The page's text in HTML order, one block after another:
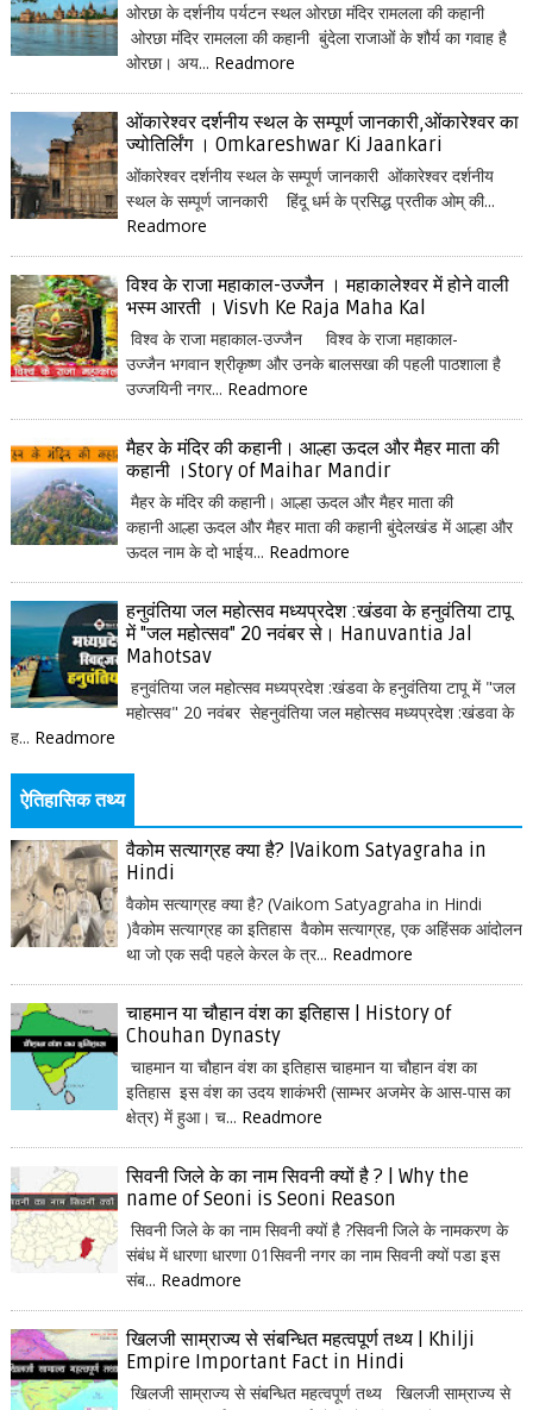
ओरछा के दर्शनीय पर्यटन स्थल ओरछा मंदिर रामलला की कहानी
ओरछा मंदिर रामलला की कहानी बुंदेला राजाओं के शौर्य का गवाह है
ओरछा। अय... Readmore
ओंकारेश्वर दर्शनीय स्थल के सम्पूर्ण जानकारी,ओंकारेश्वर का
ज्योतिर्लिंग । Omkareshwar Ki Jaankari
ओंकारेश्वर दर्शनीय स्थल के सम्पूर्ण जानकारी ओंकारेश्वर दर्शनीय
स्थल के सम्पूर्ण जानकारी हिंदू धर्म के प्रसिद्ध प्रतीक ओम् की...
Readmore
विश्व के राजा महाकाल-उज्जैन । महाकालेश्वर में होने वाली
भस्म आरती । Visvh Ke Raja Maha Kal
विश्व के राजा महाकाल-उज्जैन विश्व के राजा महाकाल-
उज्जैन भगवान श्रीकृष्ण और उनके बालसखा की पहली पाठशाला है
उज्जयिनी नगर... Readmore
मैहर के मंदिर की कहानी। आल्हा ऊदल और मैहर माता की
कहानी ।Story of Maihar Mandir
मैहर के मंदिर की कहानी। आल्हा ऊदल और मैहर माता की
कहानी आल्हा ऊदल और मैहर माता की कहानी बुंदेलखंड में आल्हा और
ऊदल नाम के दो भाईय... Readmore
हनुवंतिया जल महोत्सव मध्यप्रदेश :खंडवा के हनुवंतिया टापू
में "जल महोत्सव" 20 नवंबर से। Hanuvantia Jal
Mahotsav
हनुवंतिया जल महोत्सव मध्यप्रदेश :खंडवा के हनुवंतिया टापू में "जल
महोत्सव" 20 नवंबर सेहनुवंतिया जल महोत्सव मध्यप्रदेश :खंडवा के
ह... Readmore
ऐतिहासिक तथ्य
वैकोम सत्याग्रह क्या है? |Vaikom Satyagraha in
Hindi
वैकोम सत्याग्रह क्या है? (Vaikom Satyagraha in Hindi
)वैकोम सत्याग्रह का इतिहास वैकोम सत्याग्रह, एक अहिंसक आंदोलन
था जो एक सदी पहले केरल के त्र... Readmore
चाहमान या चौहान वंश का इतिहास | History of
Chouhan Dynasty
चाहमान या चौहान वंश का इतिहास चाहमान या चौहान वंश का
इतिहास इस वंश का उदय शाकंभरी (साम्भर अजमेर के आस-पास का
क्षेत्र) में हुआ। च... Readmore
सिवनी जिले के का नाम सिवनी क्यों है ? | Why the
name of Seoni is Seoni Reason
सिवनी जिले के का नाम सिवनी क्यों है ?सिवनी जिले के नामकरण के
संबंध में धारणा धारणा 01सिवनी नगर का नाम सिवनी क्यों पडा इस
संब... Readmore
खिलजी साम्राज्य से संबन्धित महत्वपूर्ण तथ्य | Khilji
Empire Important Fact in Hindi
खिलजी साम्राज्य से संबन्धित महत्वपूर्ण तथ्य खिलजी साम्राज्य से